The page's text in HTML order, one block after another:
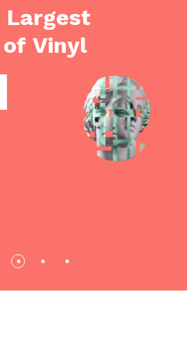
Largest
of Vinyl